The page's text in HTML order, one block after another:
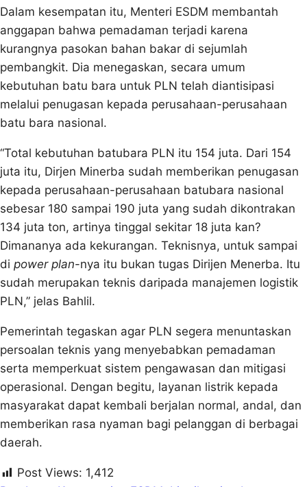
Dalam kesempatan itu, Menteri ESDM membantah
anggapan bahwa pemadaman terjadi karena
kurangnya pasokan bahan bakar di sejumlah
pembangkit. Dia menegaskan, secara umum
kebutuhan batu bara untuk PLN telah diantisipasi
melalui penugasan kepada perusahaan-perusahaan
batu bara nasional.
“Total kebutuhan batubara PLN itu 154 juta. Dari 154
juta itu, Dirjen Minerba sudah memberikan penugasan
kepada perusahaan-perusahaan batubara nasional
sebesar 180 sampai 190 juta yang sudah dikontrakan
134 juta ton, artinya tinggal sekitar 18 juta kan?
Dimananya ada kekurangan. Teknisnya, untuk sampai
di power plan-nya itu bukan tugas Dirijen Menerba. Itu
sudah merupakan teknis daripada manajemen logistik
PLN,” jelas Bahlil.
Pemerintah tegaskan agar PLN segera menuntaskan
persoalan teknis yang menyebabkan pemadaman
serta memperkuat sistem pengawasan dan mitigasi
operasional. Dengan begitu, layanan listrik kepada
masyarakat dapat kembali berjalan normal, andal, dan
memberikan rasa nyaman bagi pelanggan di berbagai
daerah.
Post Views: 1,412